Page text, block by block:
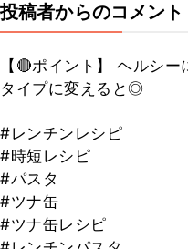
投稿者からのコメント
【🔴ポイント】 ヘルシ
タイプに変えると◎
#レンチンレシピ
#時短レシピ
#パスタ
#ツナ缶
#ツナ缶レシピ